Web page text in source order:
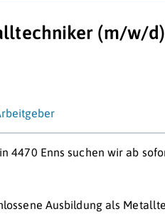
(m/w/d)
4470 Enns suchen wir ab
Ausbildung als